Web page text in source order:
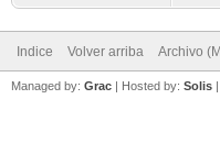
Indice Volver arriba Archivo
Managed by: Grac | Hosted by: Solis |